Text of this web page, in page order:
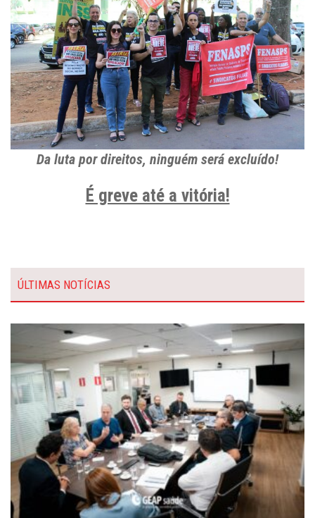
Da luta por direitos, ninguém será excluído!
É greve até a vitória!
ÚLTIMAS NOTÍCIAS